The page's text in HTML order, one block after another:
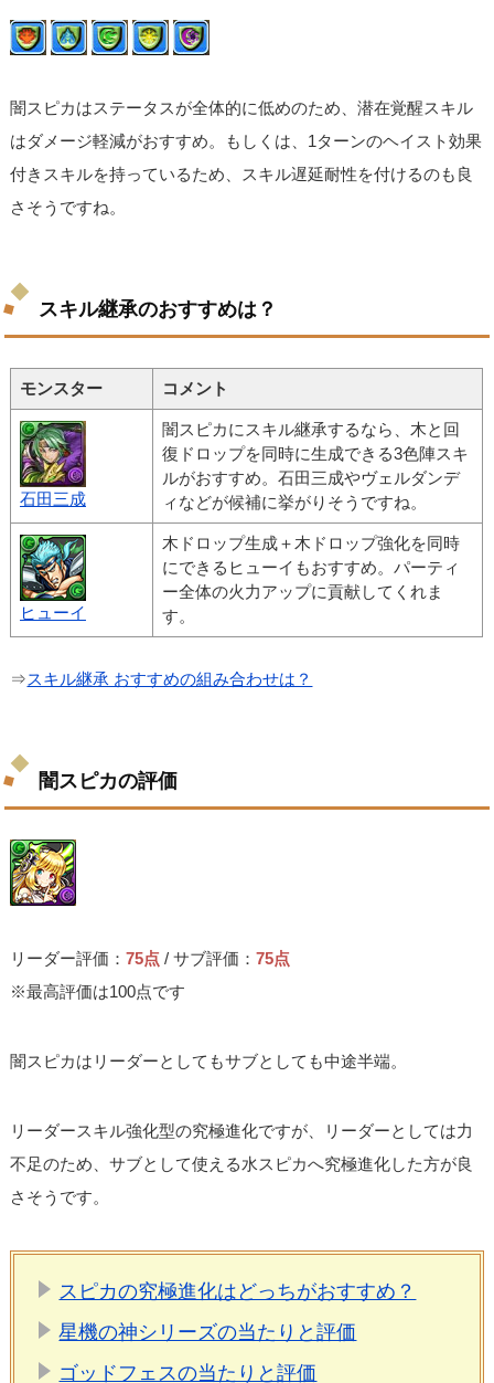
闇スピカはステータスが全体的に低めのため、潜在覚醒スキル
はダメージ軽減がおすすめ。もしくは、1ターンのヘイスト効果
付きスキルを持っているため、スキル遅延耐性を付けるのも良
さそうですね。
スキル継承のおすすめは？
モンスター コメント
石田三成
闇スピカにスキル継承するなら、木と回
復ドロップを同時に生成できる3色陣スキ
ルがおすすめ。石田三成やヴェルダンデ
ィなどが候補に挙がりそうですね。
ヒューイ
木ドロップ生成＋木ドロップ強化を同時
にできるヒューイもおすすめ。パーティ
ー全体の火力アップに貢献してくれま
す。
⇒スキル継承 おすすめの組み合わせは？
闇スピカの評価
リーダー評価：75点 / サブ評価：75点
※最高評価は100点です
闇スピカはリーダーとしてもサブとしても中途半端。
リーダースキル強化型の究極進化ですが、リーダーとしては力
不足のため、サブとして使える水スピカへ究極進化した方が良
さそうです。
スピカの究極進化はどっちがおすすめ？
星機の神シリーズの当たりと評価
ゴッドフェスの当たりと評価